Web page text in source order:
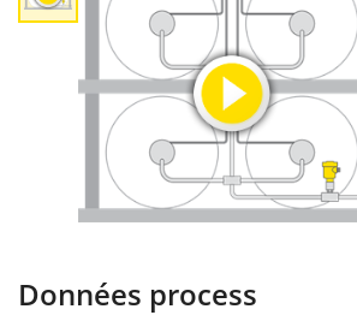
Données process